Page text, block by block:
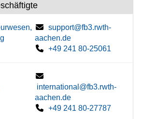
support@fb3.rwth-
aachen.de
+49 241 80-25061
international@fb3.rwth-
aachen.de
+49 241 80-27787